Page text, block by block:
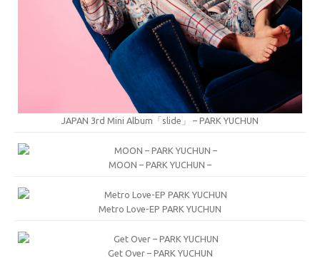
JAPAN 3rd Mini Album「slide」 – PARK YUCHUN
MOON – PARK YUCHUN –
Metro Love-EP PARK YUCHUN
Get Over – PARK YUCHUN